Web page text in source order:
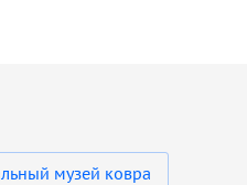
музей ковра